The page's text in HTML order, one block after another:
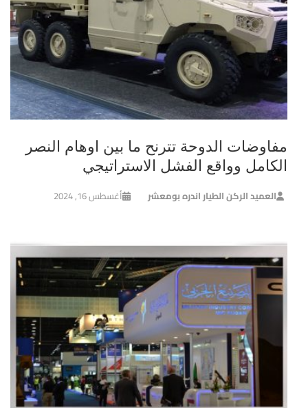
مفاوضات الدوحة تترنح ما بين اوهام النصر
الكامل وواقع الفشل الاستراتيجي
العميد الركن الطيار اندره بومعشر أغسطس 16, 2024